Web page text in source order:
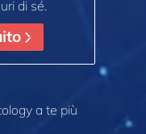
di sé.
a te più